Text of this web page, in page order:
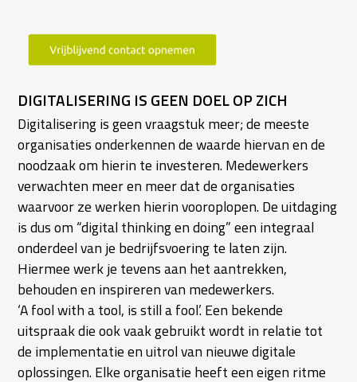
DIGITALISERING IS GEEN DOEL OP ZICH
Digitalisering is geen vraagstuk meer; de meeste
organisaties onderkennen de waarde hiervan en de
noodzaak om hierin te investeren. Medewerkers
verwachten meer en meer dat de organisaties
waarvoor ze werken hierin vooroplopen. De uitdaging
is dus om “digital thinking en doing” een integraal
onderdeel van je bedrijfsvoering te laten zijn.
Hiermee werk je tevens aan het aantrekken,
behouden en inspireren van medewerkers.
‘A fool with a tool, is still a fool’. Een bekende
uitspraak die ook vaak gebruikt wordt in relatie tot
de implementatie en uitrol van nieuwe digitale
oplossingen. Elke organisatie heeft een eigen ritme